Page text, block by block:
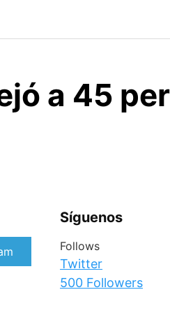
a 45
Síguenos
Follows
Twitter
500 Followers